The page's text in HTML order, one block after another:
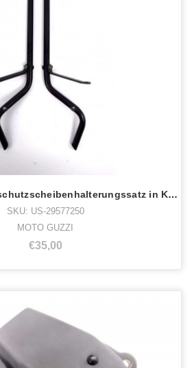
Gebrauchter Windschutzscheibenhalterungssatz in Kalifornien
SKU: US-29577250
MOTO GUZZI
€35,00